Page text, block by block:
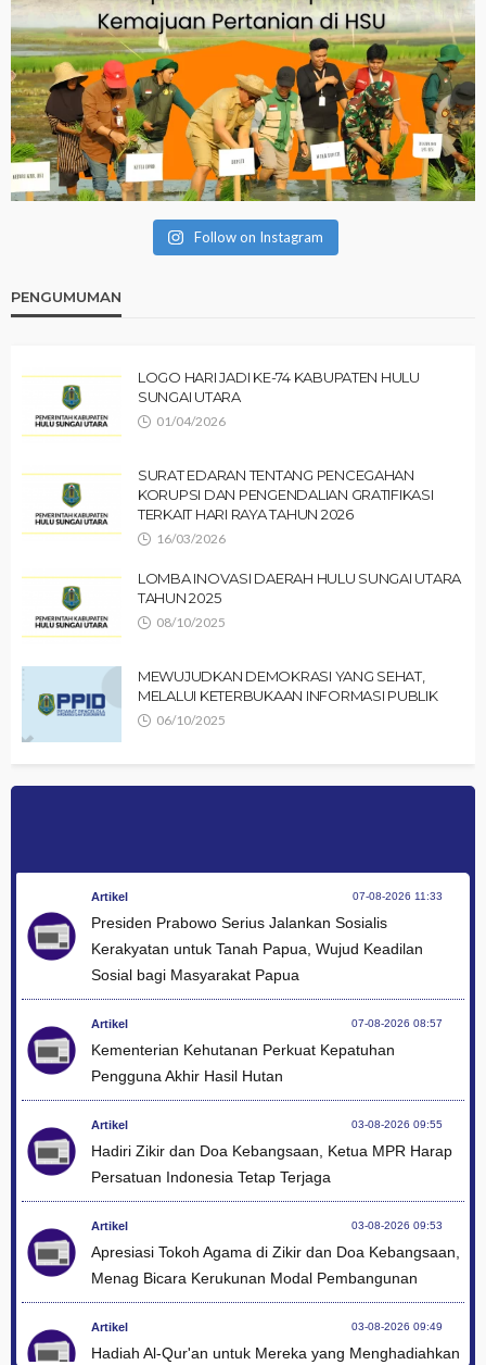
Follow on Instagram
PENGUMUMAN
LOGO HARI JADI KE-74 KABUPATEN HULU
SUNGAI UTARA
01/04/2026
SURAT EDARAN TENTANG PENCEGAHAN
KORUPSI DAN PENGENDALIAN GRATIFIKASI
TERKAIT HARI RAYA TAHUN 2026
16/03/2026
LOMBA INOVASI DAERAH HULU SUNGAI UTARA
TAHUN 2025
08/10/2025
MEWUJUDKAN DEMOKRASI YANG SEHAT,
MELALUI KETERBUKAAN INFORMASI PUBLIK
06/10/2025
Artikel 07-08-2026 11:33
Presiden Prabowo Serius Jalankan Sosialis
Kerakyatan untuk Tanah Papua, Wujud Keadilan
Sosial bagi Masyarakat Papua
Artikel 07-08-2026 08:57
Kementerian Kehutanan Perkuat Kepatuhan
Pengguna Akhir Hasil Hutan
Artikel 03-08-2026 09:55
Hadiri Zikir dan Doa Kebangsaan, Ketua MPR Harap
Persatuan Indonesia Tetap Terjaga
Artikel 03-08-2026 09:53
Apresiasi Tokoh Agama di Zikir dan Doa Kebangsaan,
Menag Bicara Kerukunan Modal Pembangunan
Artikel 03-08-2026 09:49
Hadiah Al-Qur'an untuk Mereka yang Menghadiahkan